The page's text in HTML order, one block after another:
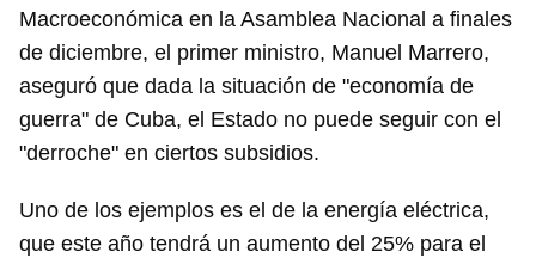
Macroeconómica en la Asamblea Nacional a finales
de diciembre, el primer ministro, Manuel Marrero,
aseguró que dada la situación de "economía de
guerra" de Cuba, el Estado no puede seguir con el
"derroche" en ciertos subsidios.
Uno de los ejemplos es el de la energía eléctrica,
que este año tendrá un aumento del 25% para el